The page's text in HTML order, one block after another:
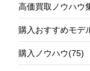
高価買取ノウハウ
購入おすすめモデ
購入ノウハウ(75)